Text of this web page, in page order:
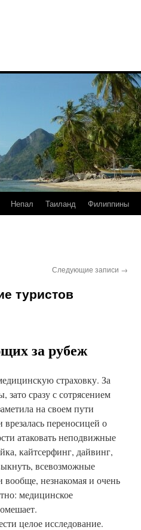
Непал Таиланд Филиппины
Следующие записи →
туристов
за рубеж
страховку. За
сразу с сотрясением
на своем пути
переносицей о
атаковать неподвижные
кайтсерфинг, дайвинг,
всевозможные
вообще, незнакомая и очень
медицинское
целое исследование.